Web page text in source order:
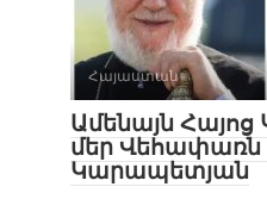
Հայաստան
Ամենայն Հայոց
մեր Վեհափառն
Կարապետյան